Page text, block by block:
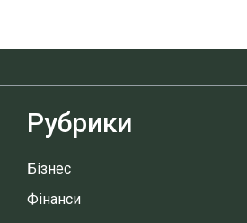
Рубрики
Бізнес
Фінанси